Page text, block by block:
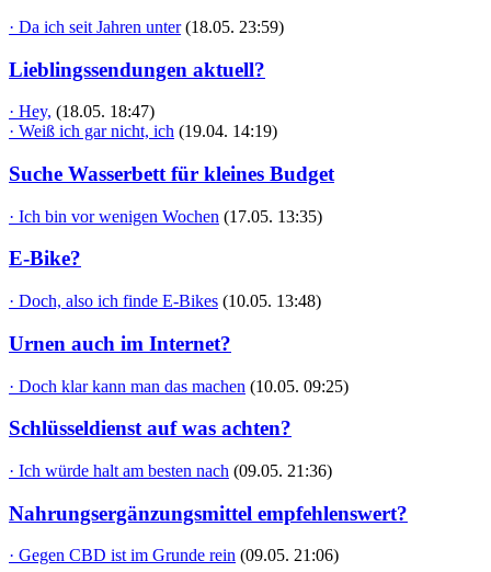
· Da ich seit Jahren unter (18.05. 23:59)
Lieblingssendungen aktuell?
· Hey, (18.05. 18:47)
· Weiß ich gar nicht, ich (19.04. 14:19)
Suche Wasserbett für kleines Budget
· Ich bin vor wenigen Wochen (17.05. 13:35)
E-Bike?
· Doch, also ich finde E-Bikes (10.05. 13:48)
Urnen auch im Internet?
· Doch klar kann man das machen (10.05. 09:25)
Schlüsseldienst auf was achten?
· Ich würde halt am besten nach (09.05. 21:36)
Nahrungsergänzungsmittel empfehlenswert?
· Gegen CBD ist im Grunde rein (09.05. 21:06)